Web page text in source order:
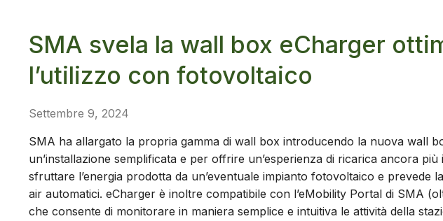
SMA svela la wall box eCharger
l’utilizzo con fotovoltaico
Settembre 9, 2024
SMA ha allargato la propria gamma di wall box introducendo la nuova wall
un’installazione semplificata e per offrire un’esperienza di ricarica ancora
sfruttare l’energia prodotta da un’eventuale impianto fotovoltaico e prevede
air automatici. eCharger è inoltre compatibile con l’eMobility Portal di SMA
che consente di monitorare in maniera semplice e intuitiva le attività della